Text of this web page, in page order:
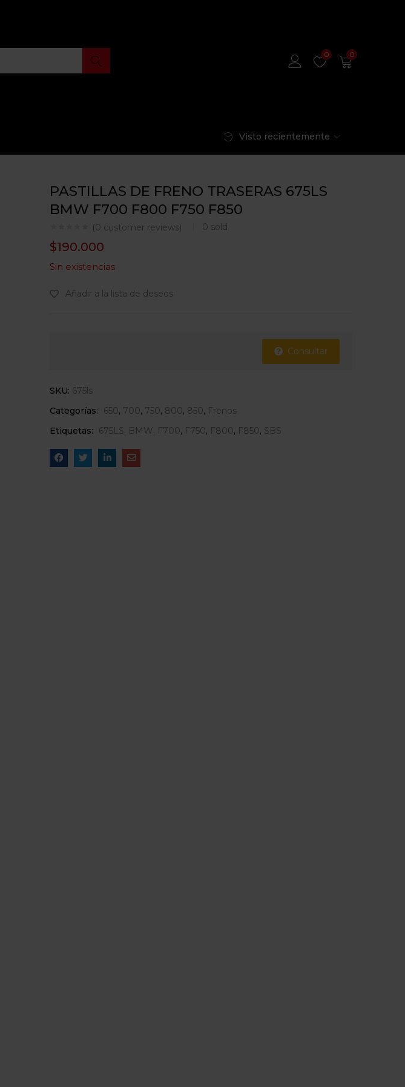
0 0
Visto recientemente
PASTILLAS DE FRENO TRASERAS 675LS
BMW F700 F800 F750 F850
(0 customer reviews) 0 sold
$190.000
Sin existencias
Añadir a la lista de deseos
Consultar
SKU: 675ls
Categorías:
650, 700, 750, 800, 850, Frenos
Etiquetas:
675LS, BMW, F700, F750, F800, F850, SBS